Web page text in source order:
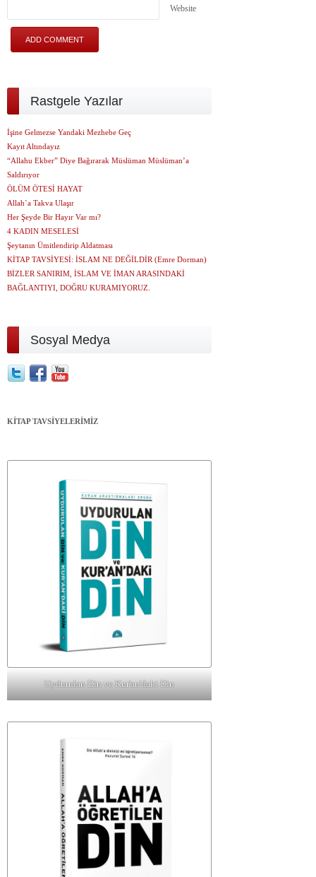
Website
Rastgele Yazılar
İşine Gelmezse Yandaki Mezhebe Geç
Kayıt Altındayız
“Allahu Ekber” Diye Bağırarak Müslüman Müslüman’a
Saldırıyor
ÖLÜM ÖTESİ HAYAT
Allah`a Takva Ulaşır
Her Şeyde Bir Hayır Var mı?
4 KADIN MESELESİ
Şeytanın Ümitlendirip Aldatması
KİTAP TAVSİYESİ: İSLAM NE DEĞİLDİR (Emre Dorman)
BİZLER SANIRIM, İSLAM VE İMAN ARASINDAKİ
BAĞLANTIYI, DOĞRU KURAMIYORUZ.
Sosyal Medya
KİTAP TAVSİYELERİMİZ
Uydurulan Din ve Kur'an'daki Din